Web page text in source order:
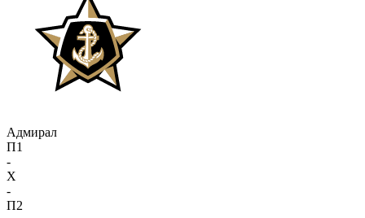
Адмирал
П1
-
X
-
П2